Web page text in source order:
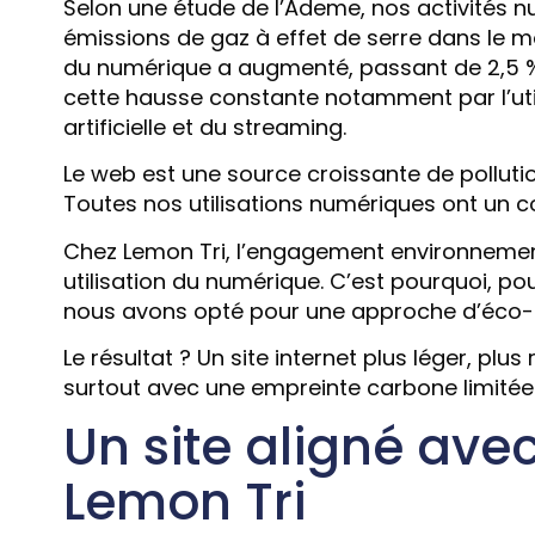
Selon une étude de l’Ademe, nos activités
émissions de gaz à effet de serre dans le
du numérique a augmenté, passant de 2,5
cette hausse constante notamment par
artificielle et du streaming.
Le web est une source croissante de
Toutes nos utilisations numériques ont un
Chez Lemon Tri, l’engagement
utilisation du numérique. C’est pourquoi,
nous avons opté pour une approche
Le résultat ? Un site internet plus léger,
surtout avec une empreinte carbone
Un site aligné
Lemon Tri